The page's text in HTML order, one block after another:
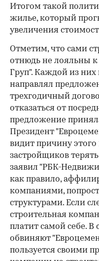
Итогом такой
жилье, который
увеличения
Отметим, что сами
отнюдь не лояльны
Груп". Каждой из
направлял
трехгодичный
отказаться от
предложение
Президент
видит причину
застройщиков
заявил "РБК-
как правило,
компаниями,
структурами. Если
строительная
платит самой себе. В
обвиняют
пользуется своими